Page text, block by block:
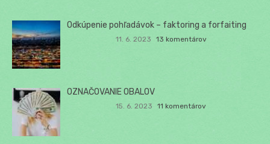
Odkúpenie pohľadávok – faktoring a forfaiting
11. 6. 2023 13 komentárov
OZNAČOVANIE OBALOV
15. 6. 2023 11 komentárov